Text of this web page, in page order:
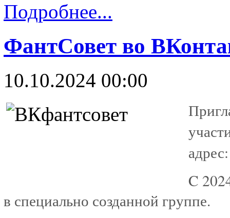
Подробнее...
ФантСовет во
10.10.2024 00:00
C
в специально созданной группе.